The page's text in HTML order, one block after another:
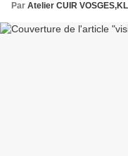
Par Atelier CUIR